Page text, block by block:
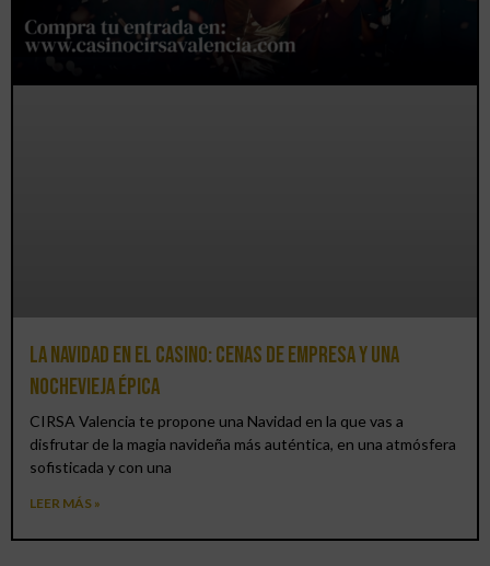
La Navidad en el Casino: cenas de empresa y una
Nochevieja épica
CIRSA Valencia te propone una Navidad en la que vas a
disfrutar de la magia navideña más auténtica, en una atmósfera
sofisticada y con una
LEER MÁS »